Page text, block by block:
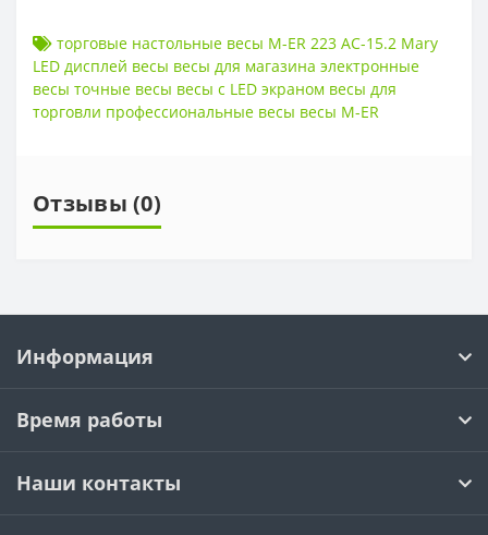
торговые настольные весы M-ER 223 AC-15.2 Mary
LED дисплей весы весы для магазина электронные
весы точные весы весы с LED экраном весы для
торговли профессиональные весы весы M-ER
Отзывы (0)
Информация
Время работы
Наши контакты